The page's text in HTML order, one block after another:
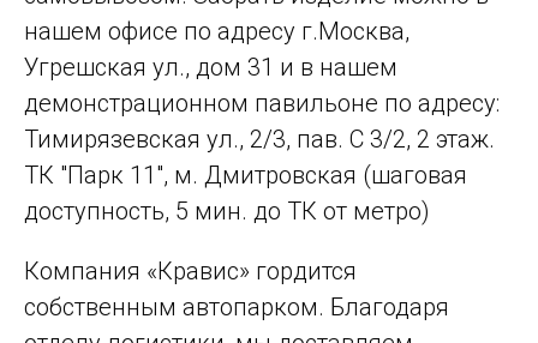
нашем офисе по адресу г.Москва,
Угрешская ул., дом 31 и в нашем
демонстрационном павильоне по адресу:
Тимирязевская ул., 2/3, пав. С 3/2, 2 этаж.
ТК "Парк 11", м. Дмитровская (шаговая
доступность, 5 мин. до ТК от метро)
Компания «Кравис» гордится
собственным автопарком. Благодаря